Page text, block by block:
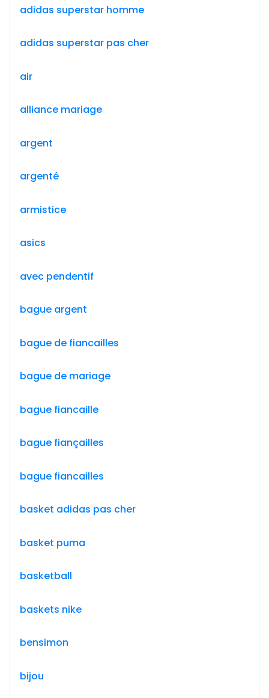
adidas superstar homme
adidas superstar pas cher
air
alliance mariage
argent
argenté
armistice
asics
avec pendentif
bague argent
bague de fiancailles
bague de mariage
bague fiancaille
bague fiançailles
bague fiancailles
basket adidas pas cher
basket puma
basketball
baskets nike
bensimon
bijou